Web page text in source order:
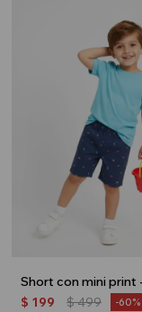
$ 199 $499 60